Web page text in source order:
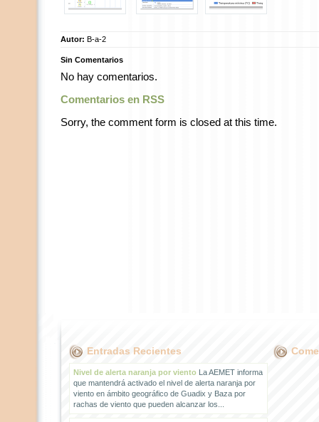
Autor: B-a-2
Sin Comentarios
No hay comentarios.
Comentarios en RSS
Sorry, the comment form is closed at this time.
Entradas Recientes
Nivel de alerta naranja por vientoLa AEMET informa
que mantendrá activado el nivel de alerta naranja por
viento en ámbito geográfico de Guadix y Baza por
rachas de viento que pueden alcanzar los...